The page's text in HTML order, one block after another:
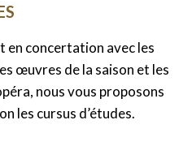
en concertation avec les
œuvres de la saison et les
nous vous proposons
les cursus d’études.